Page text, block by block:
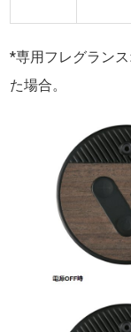
*専用フレグラン
た場合。